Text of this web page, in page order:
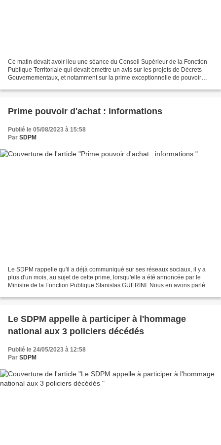
Ce matin devait avoir lieu une séance du Conseil Supérieur de la Fonction
Publique Territoriale qui devait émettre un avis sur les projets de Décrets
Gouvernementaux, et notamment sur la prime exceptionnelle de pouvoir
Prime pouvoir d'achat : informations
Publié le 05/08/2023 à 15:58
Par SDPM
Le SDPM rappelle qu'il a déjà communiqué sur ses réseaux sociaux, il y a
plus d'un mois, au sujet de cette prime, lorsqu'elle a été annoncée par le
Ministre de la Fonction Publique Stanislas GUERINI. Nous en avons parlé à
Le SDPM appelle à participer à l'hommage
national aux 3 policiers décédés
Publié le 24/05/2023 à 12:58
Par SDPM